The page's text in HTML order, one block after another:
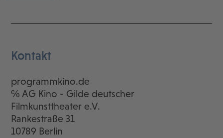
Kontakt
programmkino.de
℅ AG Kino - Gilde deutscher
Filmkunsttheater e.V.
Rankestraße 31
10789 Berlin